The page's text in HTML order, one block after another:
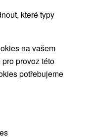
které typy
na vašem
provoz této
potřebujeme